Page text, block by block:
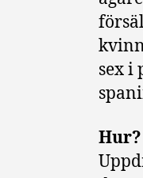
sex i
Hur?